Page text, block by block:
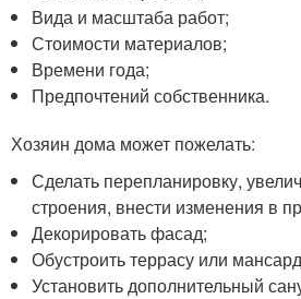
Вида и масштаба работ;
Стоимости материалов;
Времени года;
Предпочтений собственника.
Хозяин дома может пожелать:
Сделать перепланировку,
строения, внести изменения в
Декорировать фасад;
Обустроить террасу или
Установить дополнительный